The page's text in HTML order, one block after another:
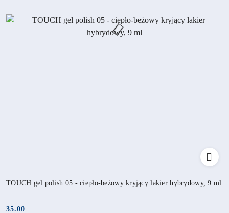
TOUCH gel polish 05 - ciepło-beżowy kryjący lakier hybrydowy, 9 ml
35.00